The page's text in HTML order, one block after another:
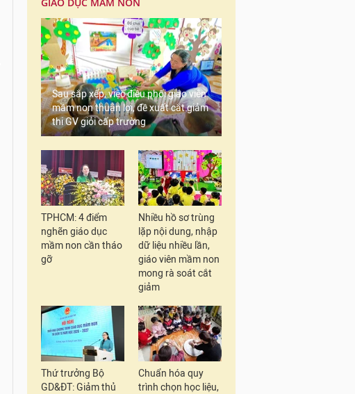
Sau sắp xếp, việc điều phối giáo viên
mầm non thuận lợi, đề xuất cắt giảm
thi GV giỏi cấp trường
TPHCM: 4 điểm
nghẽn giáo dục
mầm non cần tháo
gỡ
Nhiều hồ sơ trùng
lặp nội dung, nhập
dữ liệu nhiều lần,
giáo viên mầm non
mong rà soát cắt
giảm
Thứ trưởng Bộ
GD&ĐT: Giảm thủ
Chuẩn hóa quy
trình chọn học liệu,